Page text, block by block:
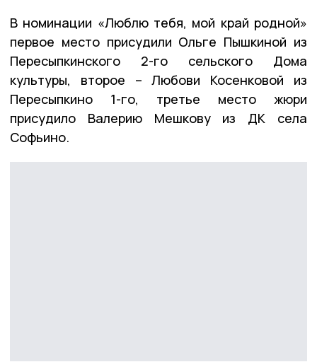
В номинации «Люблю тебя, мой край родной»
первое место присудили Ольге Пышкиной из
Пересыпкинского 2-го сельского Дома
культуры, второе – Любови Косенковой из
Пересыпкино 1-го, третье место жюри
присудило Валерию Мешкову из ДК села
Софьино.